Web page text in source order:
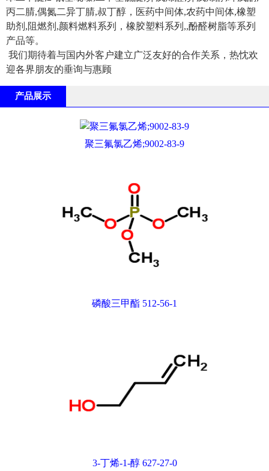
丙二腈,偶氮二异丁腈,叔丁醇，医药中间体,农药中间体,橡塑
助剂,阻燃剂,颜料燃料系列，橡胶塑料系列,,酚醛树脂等系列
产品等。
我们期待着与国内外客户建立广泛友好的合作关系，热忱欢
迎各界朋友的垂询与惠顾
产品展示
聚三氟氯乙烯;9002-83-9
磷酸三甲酯 512-56-1
3-丁烯-1-醇 627-27-0